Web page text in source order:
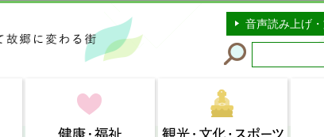
このページの本文へ移動
音声読み上げ